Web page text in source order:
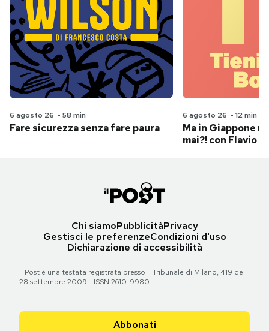
6 agosto 26 - 58 min
Fare sicurezza senza fare paura
6 agosto 26 - 12 min
Ma in Giappone
mai?! con Flavio
Chi siamoPubblicitàPrivacy
Gestisci le preferenzeCondizioni d'uso
Dichiarazione di accessibilità
Il Post è una testata registrata presso il Tribunale di Milano, 419 del
28 settembre 2009 - ISSN 2610-9980
Abbonati